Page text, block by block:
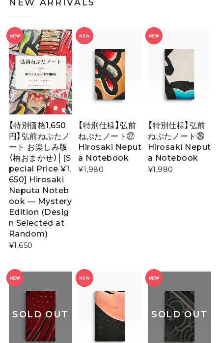
NEW ARRIVALS
【特別価格1,650
円】弘前ねぷたノ
ート お楽しみ版
（柄おまかせ）│[S
pecial Price ¥1,
650] Hirosaki
Neputa Noteb
ook — Mystery
Edition (Desig
n Selected at
Random)
¥1,650
【特別仕様】弘前
ねぷたノート㉗
Hirosaki Neput
a Notebook
¥1,980
【特別仕様】弘前
ねぷたノート㉖
Hirosaki Neput
a Notebook
¥1,980
SOLD OUT SOLD OUT